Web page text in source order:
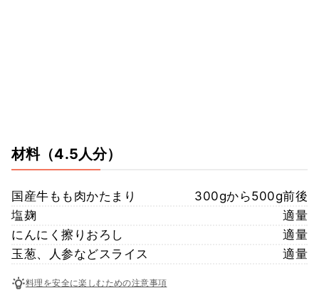
材料（4.5人分）
国産牛もも肉かたまり
300gから500g前後
塩麹
適量
にんにく擦りおろし
適量
玉葱、人参などスライス
適量
料理を安全に楽しむための注意事項